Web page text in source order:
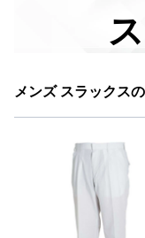
メンズ スラックス